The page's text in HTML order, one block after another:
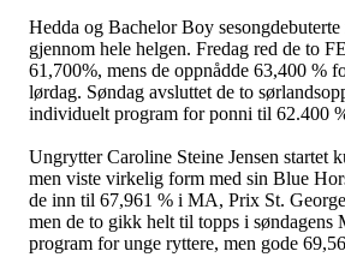
Hedda og Bachelor Boy
gjennom hele helgen. Fredag red de to
61,700%, mens de oppnådde 63,400 %
lørdag. Søndag avsluttet de to
individuelt program for ponni til 62.400
Ungrytter Caroline Steine Jensen startet
men viste virkelig form med sin Blue
de inn til 67,961 % i MA, Prix St.
men de to gikk helt til topps i søndagens
program for unge ryttere, men gode